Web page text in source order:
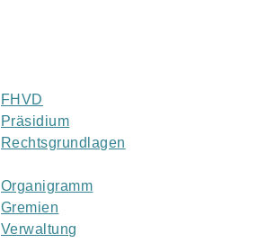
FHVD
Präsidium
Rechtsgrundlagen
Organigramm
Gremien
Verwaltung